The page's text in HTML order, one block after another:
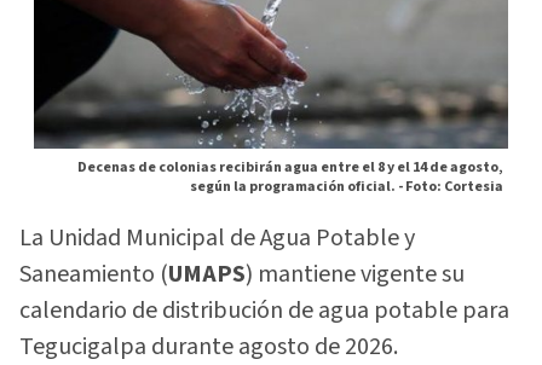
Decenas de colonias recibirán agua entre el 8 y el 14 de agosto,
según la programación oficial. -Foto: Cortesia
La Unidad Municipal de Agua Potable y
Saneamiento (UMAPS) mantiene vigente su
calendario de distribución de agua potable para
Tegucigalpa durante agosto de 2026.